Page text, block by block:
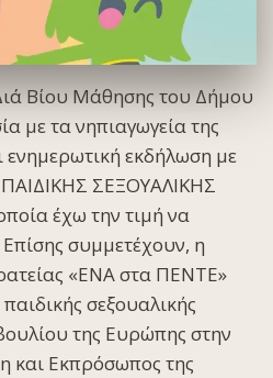
Βίου Μάθησης του Δήμου
με τα νηπιαγωγεία της
ενημερωτική εκδήλωση με
ΣΕΞΟΥΑΛΙΚΗΣ
έχω την τιμή να
συμμετέχουν, η
«ΕΝΑ στα ΠΕΝΤΕ»
σεξουαλικής
της Ευρώπης στην
και Εκπρόσωπος της